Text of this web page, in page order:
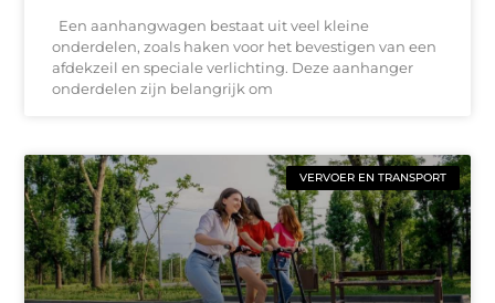
Een aanhangwagen bestaat uit veel kleine
onderdelen, zoals haken voor het bevestigen van een
afdekzeil en speciale verlichting. Deze aanhanger
onderdelen zijn belangrijk om
VERVOER EN TRANSPORT